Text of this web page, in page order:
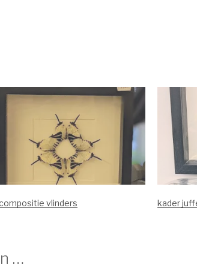
vlinders kader
…